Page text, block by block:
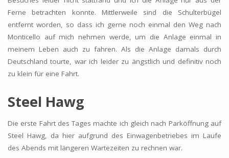
Ferne betrachten konnte. Mittlerweile sind die Schulterbügel
entfernt worden, so dass ich gerne noch einmal den Weg nach
Monticello auf mich nehmen werde, um die Anlage einmal in
meinem Leben auch zu fahren. Als die Anlage damals durch
Deutschland tourte, war ich leider zu ängstlich und definitiv noch
zu klein für eine Fahrt.
Steel Hawg
Die erste Fahrt des Tages machte ich gleich nach Parköffnung auf
Steel Hawg, da hier aufgrund des Einwagenbetriebes im Laufe
des Abends mit längeren Wartezeiten zu rechnen war.